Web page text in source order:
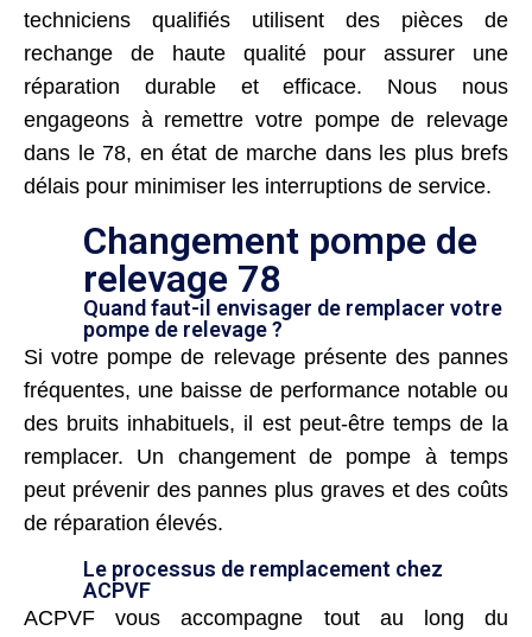
techniciens qualifiés utilisent des pièces de
rechange de haute qualité pour assurer une
réparation durable et efficace. Nous nous
engageons à remettre votre pompe de relevage
dans le 78, en état de marche dans les plus brefs
délais pour minimiser les interruptions de service.
Changement pompe de
relevage 78
Quand faut-il envisager de remplacer votre
pompe de relevage ?
Si votre pompe de relevage présente des pannes
fréquentes, une baisse de performance notable ou
des bruits inhabituels, il est peut-être temps de la
remplacer. Un changement de pompe à temps
peut prévenir des pannes plus graves et des coûts
de réparation élevés.
Le processus de remplacement chez
ACPVF
ACPVF vous accompagne tout au long du